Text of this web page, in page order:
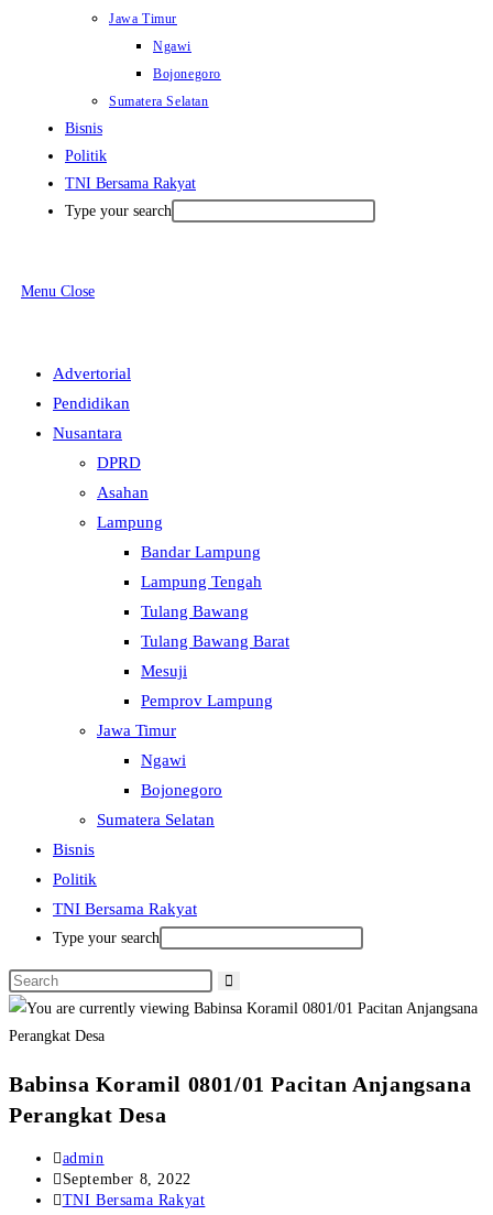
Jawa Timur
Ngawi
Bojonegoro
Sumatera Selatan
Bisnis
Politik
TNI Bersama Rakyat
Type your search
Menu Close
Advertorial
Pendidikan
Nusantara
DPRD
Asahan
Lampung
Bandar Lampung
Lampung Tengah
Tulang Bawang
Tulang Bawang Barat
Mesuji
Pemprov Lampung
Jawa Timur
Ngawi
Bojonegoro
Sumatera Selatan
Bisnis
Politik
TNI Bersama Rakyat
Type your search
Babinsa Koramil 0801/01 Pacitan Anjangsana
Perangkat Desa
Post
author:
admin
Post
published:
September 8, 2022
Post
TNI Bersama Rakyat